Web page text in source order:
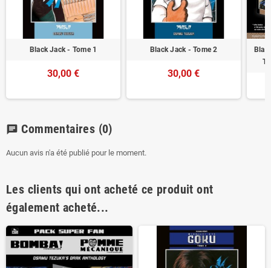
Black Jack - Tome 1
30,00 €
Black Jack - Tome 2
30,00 €
chat Commentaires (0)
Aucun avis n'a été publié pour le moment.
Les clients qui ont acheté ce produit ont
également acheté...